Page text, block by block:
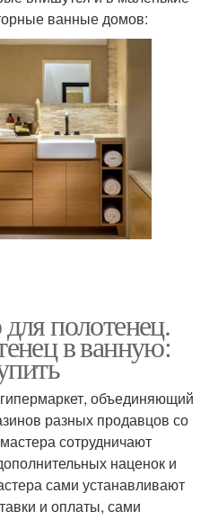
ванные домов:
полотенец.
в ванную:
объединяющий
разных продавцов со
сотрудничают
наценок и
сами устанавливают
и оплаты, сами